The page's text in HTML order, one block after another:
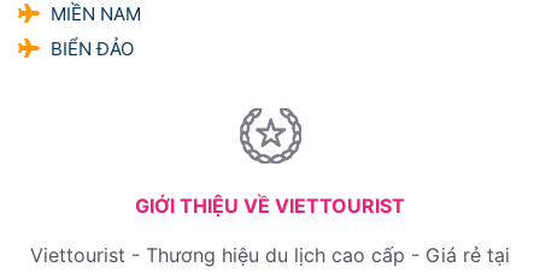
MIỀN NAM
BIỂN ĐẢO
GIỚI THIỆU VỀ VIETTOURIST
Viettourist - Thương hiệu du lịch cao cấp - Giá rẻ tại